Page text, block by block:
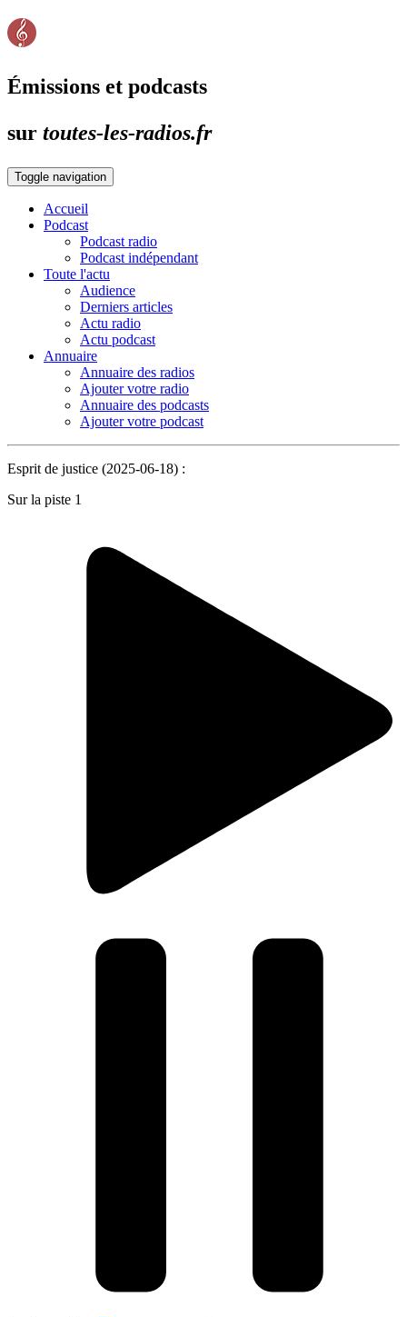
Émissions et podcasts
sur toutes-les-radios.fr
Toggle navigation
Accueil
Podcast
Podcast radio
Podcast indépendant
Toute l'actu
Audience
Derniers articles
Actu radio
Actu podcast
Annuaire
Annuaire des radios
Ajouter votre radio
Annuaire des podcasts
Ajouter votre podcast
Esprit de justice (2025-06-18) :
Sur la piste 1